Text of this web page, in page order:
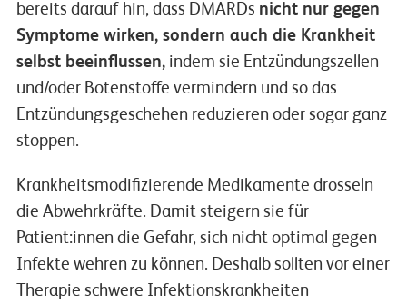
bereits darauf hin, dass DMARDs nicht nur gegen
Symptome wirken, sondern auch die Krankheit
selbst beeinflussen,indem sie Entzündungszellen
und/oder Botenstoffe vermindern und so das
Entzündungsgeschehen reduzieren oder sogar ganz
stoppen.
Krankheitsmodifizierende Medikamente drosseln
die Abwehrkräfte. Damit steigern sie für
Patient:innen die Gefahr, sich nicht optimal gegen
Infekte wehren zu können. Deshalb sollten vor einer
Therapie schwere Infektionskrankheiten